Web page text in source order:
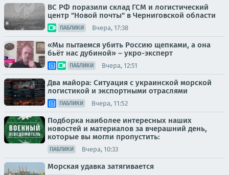
ВС РФ поразили склад ГСМ и логистический
центр "Новой почты" в Черниговской области
ПАБЛИКИ Вчера, 17:38
«Мы пытаемся убить Россию щепками, а она
бьёт нас дубиной» – укро-эксперт
ПАБЛИКИ Вчера, 12:51
Два майора: Ситуация с украинской морской
логистикой и экспортными отраслями
ПАБЛИКИ Вчера, 11:52
Подборка наиболее интересных наших
новостей и материалов за вчерашний день,
которые вы могли пропустить:
ПАБЛИКИ Вчера, 10:33
Морская удавка затягивается